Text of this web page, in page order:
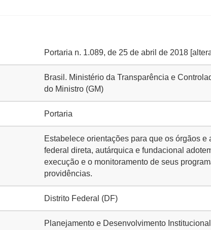
Portaria n. 1.089, de 25 de abril de 2018
Brasil. Ministério da Transparência e
do Ministro (GM)
Portaria
Estabelece orientações para que os órgãos
federal direta, autárquica e fundacional
execução e o monitoramento de seus
providências.
Distrito Federal (DF)
Planejamento e Desenvolvimento Institucional